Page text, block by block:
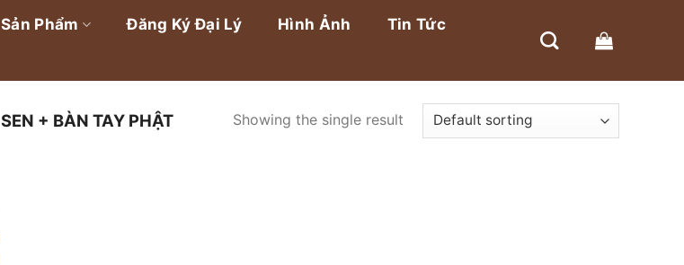
Sản Phẩm Đăng Ký Đại Lý Hình Ảnh
Tin Tức
SEN + BÀN TAY PHẬT Showing the single result